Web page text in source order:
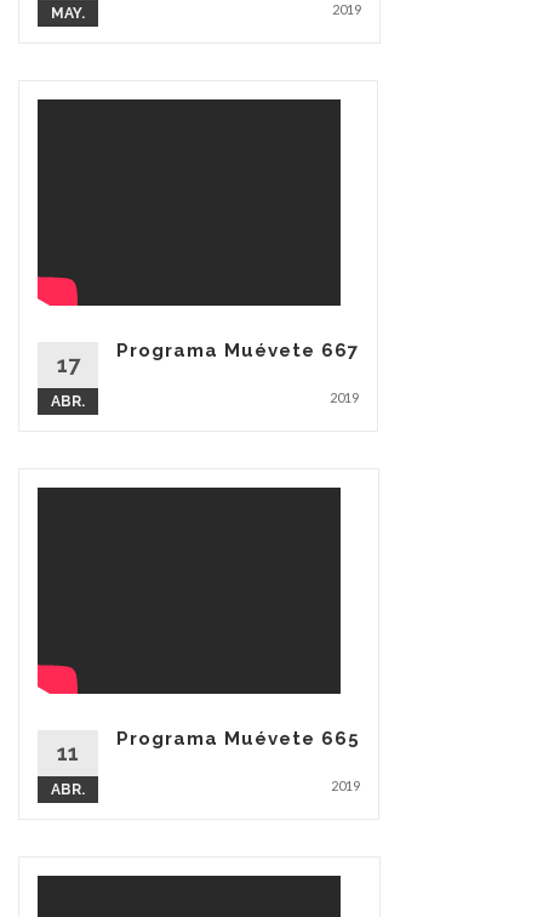
MAY. 2019
17
ABR.
Programa Muévete 667
2019
11
ABR.
Programa Muévete 665
2019